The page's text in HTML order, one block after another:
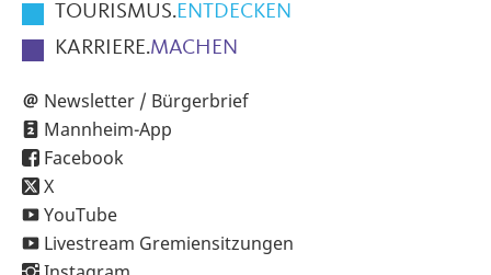
TOURISMUS.ENTDECKEN
KARRIERE.MACHEN
Newsletter / Bürgerbrief
Mannheim-App
Facebook
X
YouTube
Livestream Gremiensitzungen